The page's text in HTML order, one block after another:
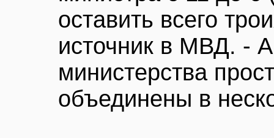
оставить всего
источник в МВД. - А
министерства
объединены в